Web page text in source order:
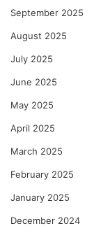
September 2025
August 2025
July 2025
June 2025
May 2025
April 2025
March 2025
February 2025
January 2025
December 2024